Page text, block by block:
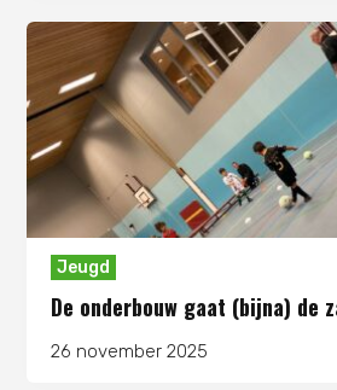
Jeugd
De onderbouw gaat (bijna) de
26 november 2025